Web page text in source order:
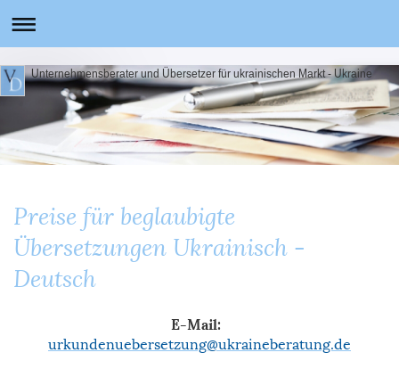
Unternehmensberater und Übersetzer für ukrainischen Markt - Ukraine
Preise für beglaubigte
Übersetzungen Ukrainisch -
Deutsch
E-Mail:
urkundenuebersetzung@ukraineberatung.de